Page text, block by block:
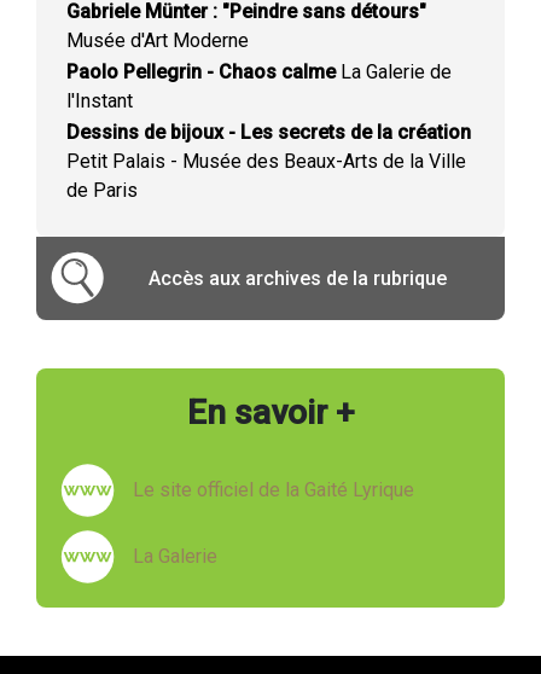
Gabriele Münter : "Peindre sans détours"
Musée d'Art Moderne
Paolo Pellegrin - Chaos calmeLa Galerie de
l'Instant
Dessins de bijoux - Les secrets de la création
Petit Palais - Musée des Beaux-Arts de la Ville
de Paris
Accès aux archives de la rubrique
En savoir +
Le site officiel de la Gaité Lyrique
La Galerie